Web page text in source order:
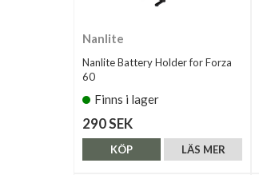
Nanlite
Nanlite Battery Holder for Forza
60
Finns i lager
290 SEK
LÄS MER
KÖP